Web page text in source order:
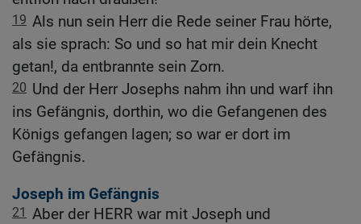
19 Als nun sein Herr die Rede seiner Frau hörte,
als sie sprach: So und so hat mir dein Knecht
getan!, da entbrannte sein Zorn.
20 Und der Herr Josephs nahm ihn und warf ihn
ins Gefängnis, dorthin, wo die Gefangenen des
Königs gefangen lagen; so war er dort im
Gefängnis.
Joseph im Gefängnis
21 Aber der HERR war mit Joseph und